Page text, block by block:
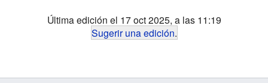
Última edición el 17 oct 2025, a las 11:19
Sugerir una edición.